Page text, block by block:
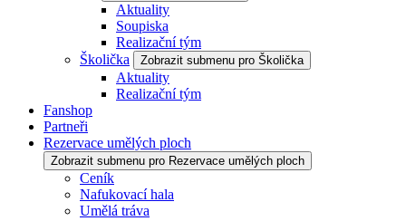
Aktuality
Soupiska
Realizační tým
Školička
Zobrazit submenu pro Školička
Aktuality
Realizační tým
Fanshop
Partneři
Rezervace umělých ploch
Zobrazit submenu pro Rezervace umělých ploch
Ceník
Nafukovací hala
Umělá tráva